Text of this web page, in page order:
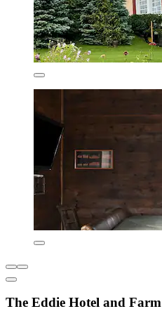
The Eddie Hotel and Farm